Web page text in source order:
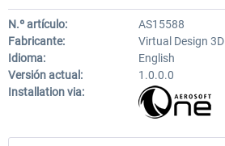
N.º artículo:
AS15588
Fabricante:
Virtual Design 3D
Idioma:
English
Versión actual:
1.0.0.0
Installation via: